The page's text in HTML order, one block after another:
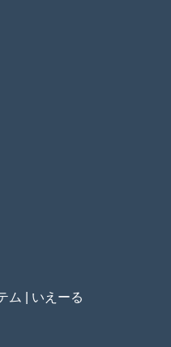
ム | いえーる